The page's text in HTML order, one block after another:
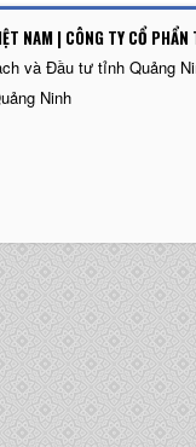
NAM | CÔNG TY CỔ
và Đầu tư tỉnh Quảng
Ninh